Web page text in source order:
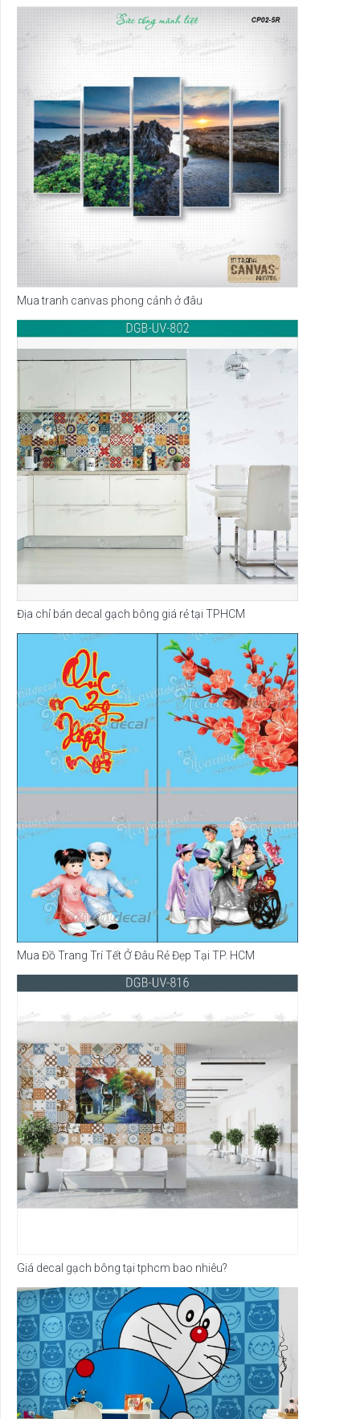
Mua tranh canvas phong cảnh ở đâu
Địa chỉ bán decal gạch bông giá rẻ tại TPHCM
Mua Đồ Trang Trí Tết Ở Đâu Rẻ Đẹp Tại TP. HCM
Giá decal gạch bông tại tphcm bao nhiêu?